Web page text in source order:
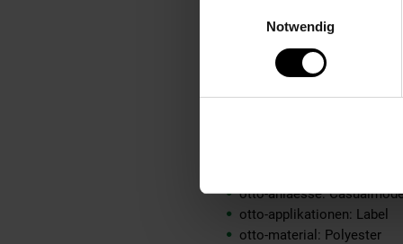
Notwendig
material-oberstoff-
material-oberstoff-
material-oberstoff-
otto-anlaesse:
otto-applikationen: Label
otto-material: Polyester